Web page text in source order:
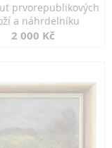
prvorepublikových
a náhrdelníku
2 000 Kč